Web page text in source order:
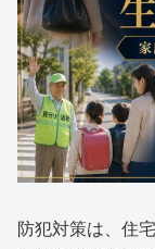
防犯対策は、住